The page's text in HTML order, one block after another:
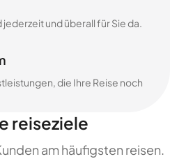
und überall für Sie da.
die Ihre Reise noch
reiseziele
am häufigsten reisen.